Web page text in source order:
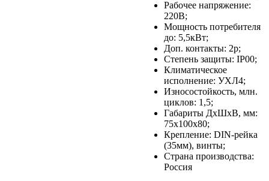
Рабочее напряжение:
220В;
Мощность потребителя
до: 5,5кВт;
Доп. контакты: 2р;
Степень защиты: IP00;
Климатическое
исполнение: УХЛ4;
Износостойкость, млн.
циклов: 1,5;
Габариты ДxШxB, мм:
75x100x80;
Крепление: DIN-рейка
(35мм), винты;
Страна производства:
Россия